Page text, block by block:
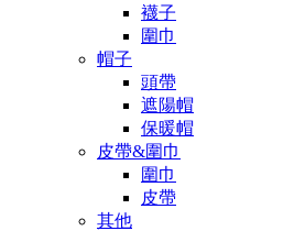
襪子
圍巾
帽子
頭帶
遮陽帽
保暖帽
皮帶&圍巾
圍巾
皮帶
其他